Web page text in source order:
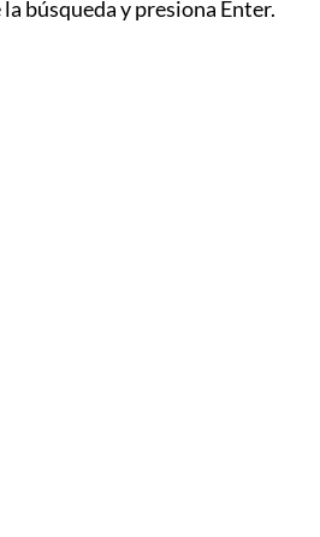
búsqueda y presiona Enter.